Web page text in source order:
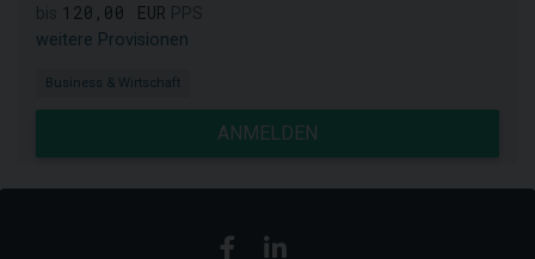
120,00 EUR
weitere Provisionen
Business & Wirtschaft
ANMELDEN